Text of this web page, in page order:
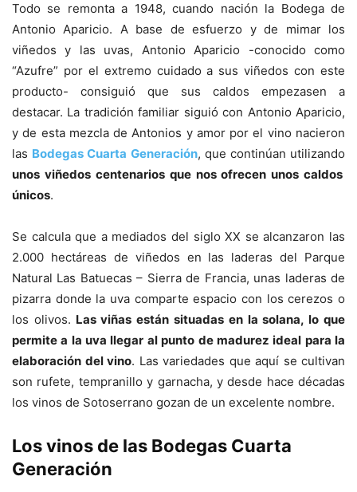
Todo se remonta a 1948, cuando nación la Bodega de
Antonio Aparicio. A base de esfuerzo y de mimar los
viñedos y las uvas, Antonio Aparicio -conocido como
“Azufre” por el extremo cuidado a sus viñedos con este
producto- consiguió que sus caldos empezasen a
destacar. La tradición familiar siguió con Antonio Aparicio,
y de esta mezcla de Antonios y amor por el vino nacieron
las Bodegas Cuarta Generación, que continúan utilizando
unos viñedos centenarios que nos ofrecen unos caldos
únicos.
Se calcula que a mediados del siglo XX se alcanzaron las
2.000 hectáreas de viñedos en las laderas del Parque
Natural Las Batuecas – Sierra de Francia, unas laderas de
pizarra donde la uva comparte espacio con los cerezos o
los olivos. Las viñas están situadas en la solana, lo que
permite a la uva llegar al punto de madurez ideal para la
elaboración del vino. Las variedades que aquí se cultivan
son rufete, tempranillo y garnacha, y desde hace décadas
los vinos de Sotoserrano gozan de un excelente nombre.
Los vinos de las Bodegas Cuarta
Generación